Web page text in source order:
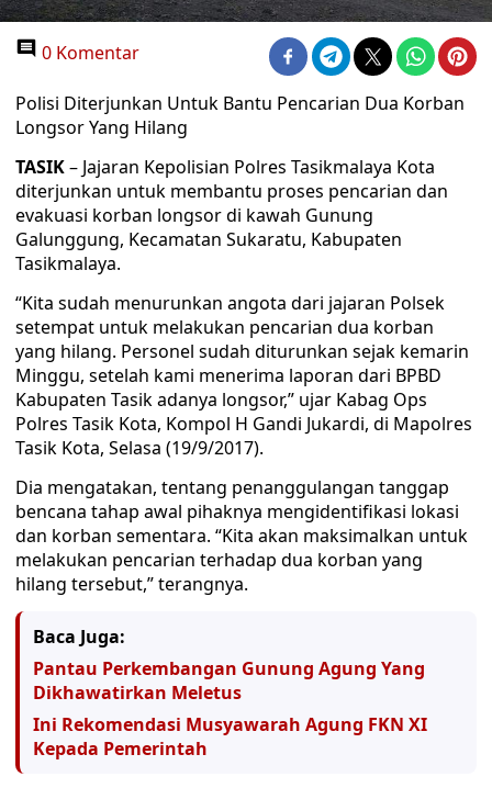
0 Komentar
Polisi Diterjunkan Untuk Bantu Pencarian Dua Korban
Longsor Yang Hilang
TASIK– Jajaran Kepolisian Polres Tasikmalaya Kota
diterjunkan untuk membantu proses pencarian dan
evakuasi korban longsor di kawah Gunung
Galunggung, Kecamatan Sukaratu, Kabupaten
Tasikmalaya.
“Kita sudah menurunkan angota dari jajaran Polsek
setempat untuk melakukan pencarian dua korban
yang hilang. Personel sudah diturunkan sejak kemarin
Minggu, setelah kami menerima laporan dari BPBD
Kabupaten Tasik adanya longsor,” ujar Kabag Ops
Polres Tasik Kota, Kompol H Gandi Jukardi, di Mapolres
Tasik Kota, Selasa (19/9/2017).
Dia mengatakan, tentang penanggulangan tanggap
bencana tahap awal pihaknya mengidentifikasi lokasi
dan korban sementara. “Kita akan maksimalkan untuk
melakukan pencarian terhadap dua korban yang
hilang tersebut,” terangnya.
Baca Juga:
Pantau Perkembangan Gunung Agung Yang
Dikhawatirkan Meletus
Ini Rekomendasi Musyawarah Agung FKN XI
Kepada Pemerintah